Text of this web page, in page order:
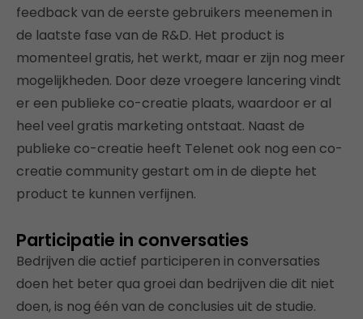
feedback van de eerste gebruikers meenemen in
de laatste fase van de R&D. Het product is
momenteel gratis, het werkt, maar er zijn nog meer
mogelijkheden. Door deze vroegere lancering vindt
er een publieke co-creatie plaats, waardoor er al
heel veel gratis marketing ontstaat. Naast de
publieke co-creatie heeft Telenet ook nog een co-
creatie community gestart om in de diepte het
product te kunnen verfijnen.
Participatie in conversaties
Bedrijven die actief participeren in conversaties
doen het beter qua groei dan bedrijven die dit niet
doen, is nog één van de conclusies uit de studie.